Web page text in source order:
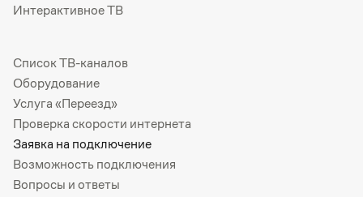
Интерактивное ТВ
Список ТВ-каналов
Оборудование
Услуга «Переезд»
Проверка скорости интернета
Заявка на подключение
Возможность подключения
Вопросы и ответы